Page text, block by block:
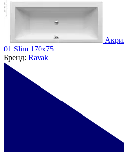
01 Slim 170x75
Бренд: Ravak